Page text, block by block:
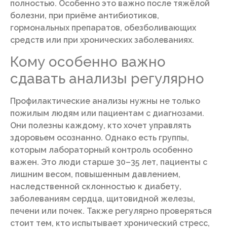
полностью. Особенно это важно после тяжёлой
болезни, при приёме антибиотиков,
гормональных препаратов, обезболивающих
средств или при хронических заболеваниях.
Кому особенно важно
сдавать анализы регулярно
Профилактические анализы нужны не только
пожилым людям или пациентам с диагнозами.
Они полезны каждому, кто хочет управлять
здоровьем осознанно. Однако есть группы,
которым лабораторный контроль особенно
важен. Это люди старше 30–35 лет, пациенты с
лишним весом, повышенным давлением,
наследственной склонностью к диабету,
заболеваниям сердца, щитовидной железы,
печени или почек. Также регулярно проверяться
стоит тем, кто испытывает хронический стресс,